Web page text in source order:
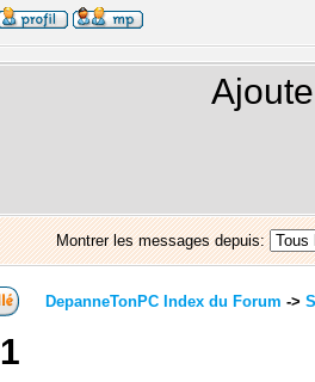
Montrer les messages depuis:
DepanneTonPC Index du Forum ->
1